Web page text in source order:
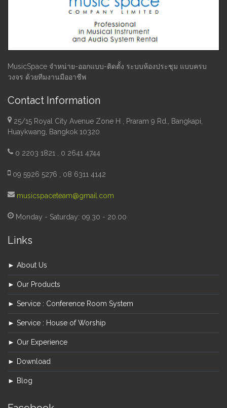
MusicSpace จำหน่าย-ออกแบบ-ติดตั้ง ระบบห้องประชุม แบบครบ
วงจร ด้วยทีมงานมืออาชีพ
Contact Information
25/15 Royal City Avenue Zone H , Praram 9 Rd., Bangkapi,
Huaykwang, Bangkok 10320
0 2203 1821 , 0 2641 4744
09 5926 5276 , 08 6311 4142
musicspaceteam@gmail.com
Monday - Saturday: 09.30 - 20.00
Links
► About Us
► Our Products
► Service : Conference Room System
► Service : House of Worship
► Our Experience
► Download
► Blog